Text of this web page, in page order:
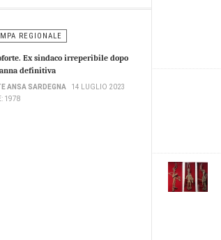
REGIONALE
Ex sindaco irreperibile dopo
definitiva
ANSA SARDEGNA
14 LUGLIO 2023
1978